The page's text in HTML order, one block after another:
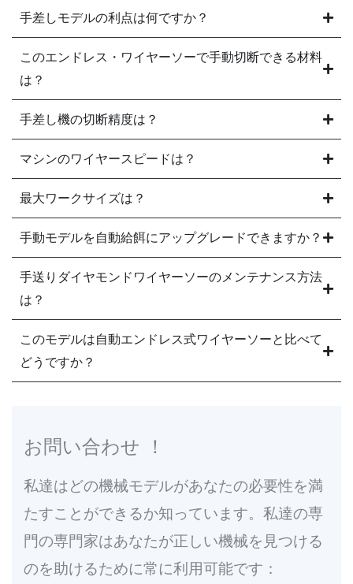
手差しモデルの利点は何ですか？
このエンドレス・ワイヤーソーで手動切断できる材料
は？
手差し機の切断精度は？
マシンのワイヤースピードは？
最大ワークサイズは？
手動モデルを自動給餌にアップグレードできますか？
手送りダイヤモンドワイヤーソーのメンテナンス方法
は？
このモデルは自動エンドレス式ワイヤーソーと比べて
どうですか？
お問い合わせ ！
私達はどの機械モデルがあなたの必要性を満
たすことができるか知っています。私達の専
門の専門家はあなたが正しい機械を見つける
のを助けるために常に利用可能です：